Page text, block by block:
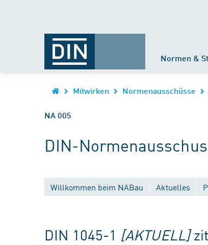
Normen &
Mitwirken Normenausschüsse
NA 005
DIN-
Willkommen beim NABau Aktuelles
DIN 1045-1 [AKTUELL]